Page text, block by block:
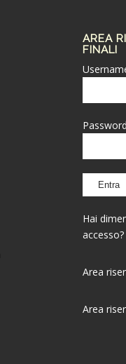
AREA
FINALI
Password
Hai
accesso?
Area
Area